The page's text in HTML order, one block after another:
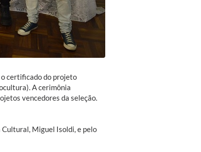
o certificado do projeto
A cerimônia
vencedores da seleção.
Miguel Isoldi, e pelo